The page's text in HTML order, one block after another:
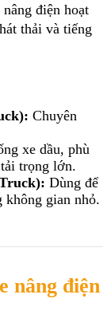
điện hoạt
thải và tiếng
Chuyên
xe dầu, phù
trọng lớn.
Dùng để
không gian nhỏ.
nâng điện